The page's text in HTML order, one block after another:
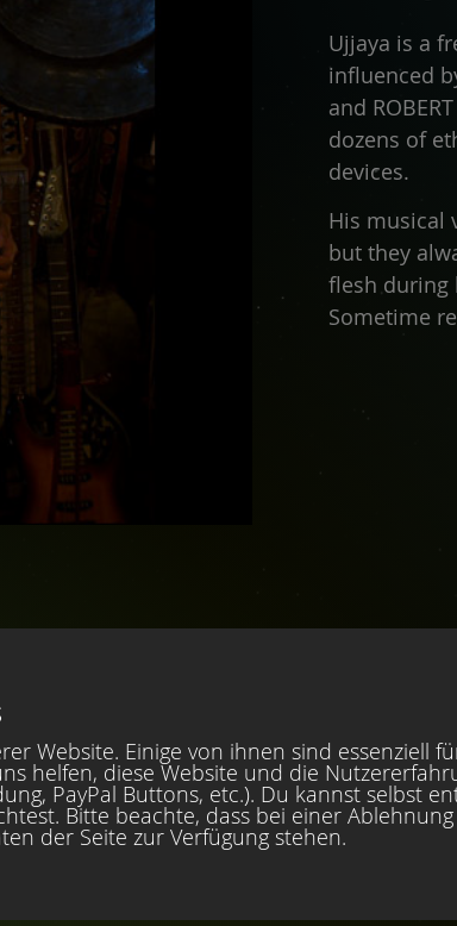
Ujjaya is a
influenced by
and
dozens of
devices.
His musical
but they
flesh during
Sometime
Website. Einige von ihnen sind essenziell
helfen, diese Website und die
PayPal Buttons, etc.). Du kannst selbst
Bitte beachte, dass bei einer
der Seite zur Verfügung stehen.